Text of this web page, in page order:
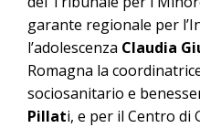
garante regionale per
l’adolescenza Claudia
Romagna la
sociosanitario e
Pillati, e per il Centro di